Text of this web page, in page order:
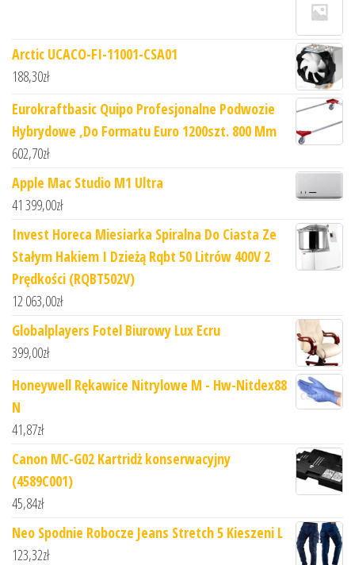
Arctic UCACO-FI-11001-CSA01
188,30zł
Eurokraftbasic Quipo Profesjonalne Podwozie
Hybrydowe ,Do Formatu Euro 1200szt. 800 Mm
602,70zł
Apple Mac Studio M1 Ultra
41 399,00zł
Invest Horeca Miesiarka Spiralna Do Ciasta Ze
Stałym Hakiem I Dzieżą Rqbt 50 Litrów 400V 2
Prędkości (RQBT502V)
12 063,00zł
Globalplayers Fotel Biurowy Lux Ecru
399,00zł
Honeywell Rękawice Nitrylowe M - Hw-Nitdex88
N
41,87zł
Canon MC-G02 Kartridż konserwacyjny
(4589C001)
45,84zł
Neo Spodnie Robocze Jeans Stretch 5 Kieszeni L
123,32zł